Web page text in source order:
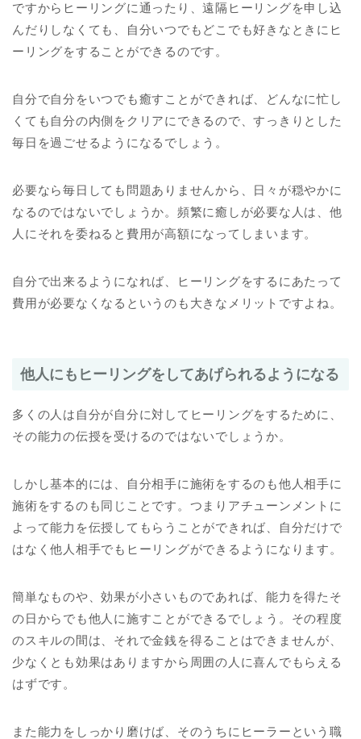
ですからヒーリングに通ったり、遠隔ヒーリングを申し込
んだりしなくても、自分いつでもどこでも好きなときにヒ
ーリングをすることができるのです。
自分で自分をいつでも癒すことができれば、どんなに忙し
くても自分の内側をクリアにできるので、すっきりとした
毎日を過ごせるようになるでしょう。
必要なら毎日しても問題ありませんから、日々が穏やかに
なるのではないでしょうか。頻繁に癒しが必要な人は、他
人にそれを委ねると費用が高額になってしまいます。
自分で出来るようになれば、ヒーリングをするにあたって
費用が必要なくなるというのも大きなメリットですよね。
他人にもヒーリングをしてあげられるようになる
多くの人は自分が自分に対してヒーリングをするために、
その能力の伝授を受けるのではないでしょうか。
しかし基本的には、自分相手に施術をするのも他人相手に
施術をするのも同じことです。つまりアチューンメントに
よって能力を伝授してもらうことができれば、自分だけで
はなく他人相手でもヒーリングができるようになります。
簡単なものや、効果が小さいものであれば、能力を得たそ
の日からでも他人に施すことができるでしょう。その程度
のスキルの間は、それで金銭を得ることはできませんが、
少なくとも効果はありますから周囲の人に喜んでもらえる
はずです。
また能力をしっかり磨けば、そのうちにヒーラーという職